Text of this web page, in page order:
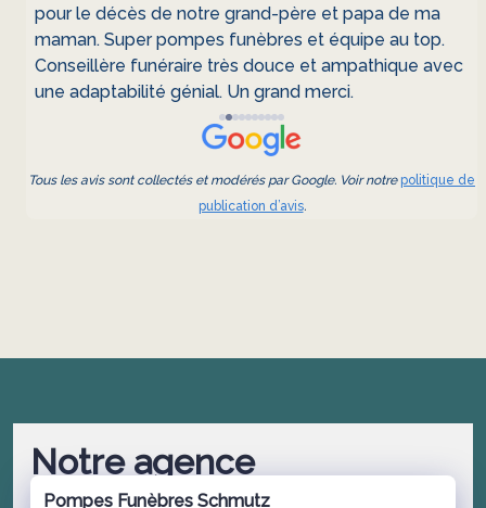
pour le décès de notre grand-père et papa de ma
maman. Super pompes funèbres et équipe au top.
Conseillère funéraire très douce et ampathique avec
une adaptabilité génial. Un grand merci.
Tous les avis sont collectés et modérés par Google. Voir notrepolitique de
publication d’avis.
Notre agence
Pompes Funèbres Schmutz